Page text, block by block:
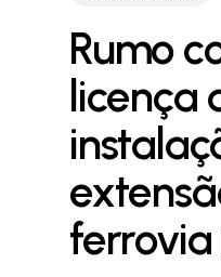
Rumo
licença